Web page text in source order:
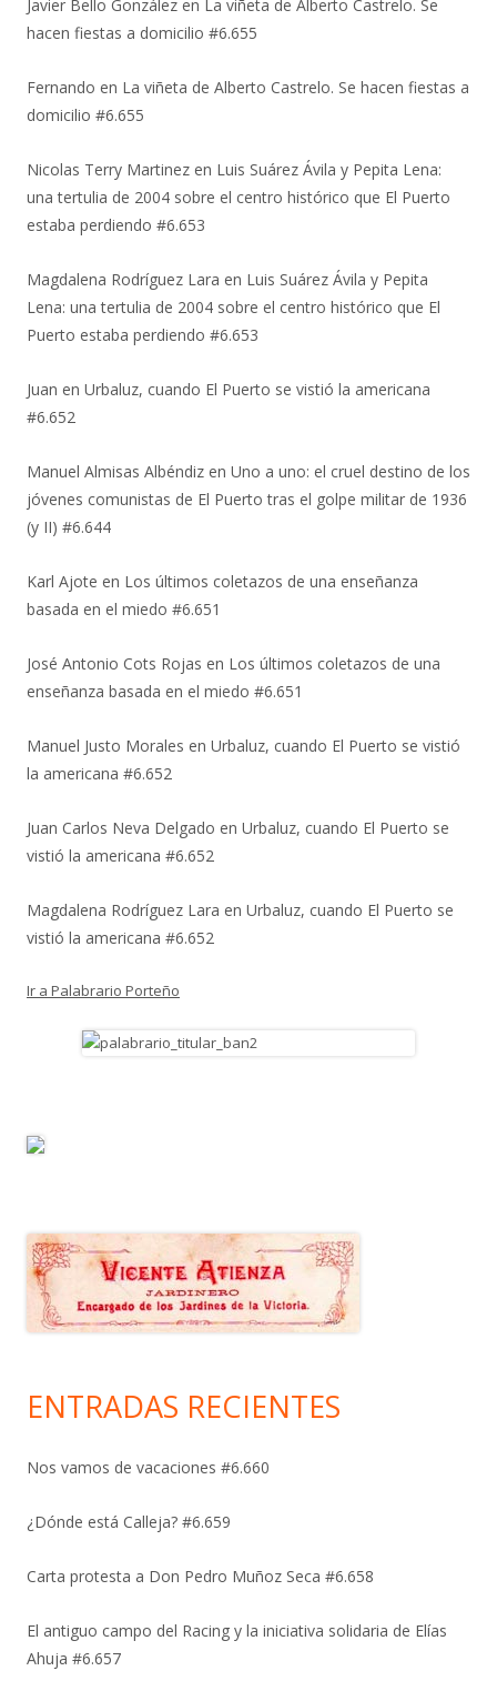
Javier Bello González en La viñeta de Alberto Castrelo. Se
hacen fiestas a domicilio #6.655
Fernando en La viñeta de Alberto Castrelo. Se hacen fiestas a
domicilio #6.655
Nicolas Terry Martinez en Luis Suárez Ávila y Pepita Lena:
una tertulia de 2004 sobre el centro histórico que El Puerto
estaba perdiendo #6.653
Magdalena Rodríguez Lara en Luis Suárez Ávila y Pepita
Lena: una tertulia de 2004 sobre el centro histórico que El
Puerto estaba perdiendo #6.653
Juan en Urbaluz, cuando El Puerto se vistió la americana
#6.652
Manuel Almisas Albéndiz en Uno a uno: el cruel destino de los
jóvenes comunistas de El Puerto tras el golpe militar de 1936
(y II) #6.644
Karl Ajote en Los últimos coletazos de una enseñanza
basada en el miedo #6.651
José Antonio Cots Rojas en Los últimos coletazos de una
enseñanza basada en el miedo #6.651
Manuel Justo Morales en Urbaluz, cuando El Puerto se vistió
la americana #6.652
Juan Carlos Neva Delgado en Urbaluz, cuando El Puerto se
vistió la americana #6.652
Magdalena Rodríguez Lara en Urbaluz, cuando El Puerto se
vistió la americana #6.652
Ir a Palabrario Porteño
ENTRADAS RECIENTES
Nos vamos de vacaciones #6.660
¿Dónde está Calleja? #6.659
Carta protesta a Don Pedro Muñoz Seca #6.658
El antiguo campo del Racing y la iniciativa solidaria de Elías
Ahuja #6.657